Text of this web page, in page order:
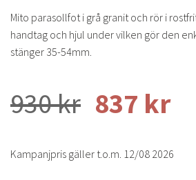
Mito parasollfot i grå granit och rör i
handtag och hjul under vilken gör den
stänger 35-54mm.
930kr 837 kr
Kampanjpris gäller t.o.m. 12/08 2026